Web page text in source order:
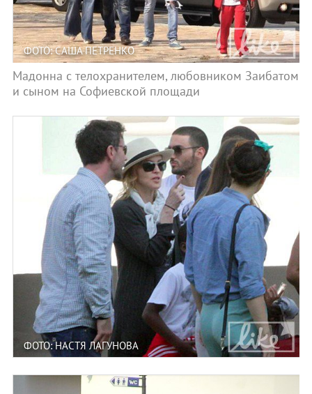
ФОТО: САША ПЕТРЕНКО
Мадонна с телохранителем, любовником Заибатом
и сыном на Софиевской площади
ФОТО: НАСТЯ ЛАГУНОВА